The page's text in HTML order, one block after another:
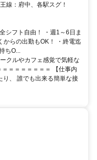
京王線：府中、各駅スグ！
シフト自由！ ・週1～6日ま
からの出勤もOK！ ・終電迄
ちO...
クルやカフェ感覚で気軽な
＝＝＝＝＝＝＝ 【仕事内
り、 誰でも出来る簡単な接